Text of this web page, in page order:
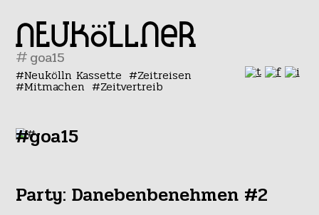
#
Neukölln Kassette Zeitreisen
Mitmachen Zeitvertreib
#goa15
Party: Danebenbenehmen #2